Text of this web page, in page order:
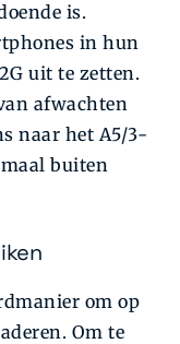
is.
in hun
uit te zetten.
afwachten
naar het A5/3-
buiten
om op
Om te